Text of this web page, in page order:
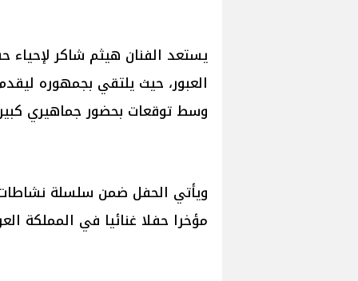
يستعد الفنان هيثم شاكر
العبور، حيث يلتقي بجمهوره
وسط توقعات بحضور جماهيري
ويأتي الحفل ضمن سلسلة
مؤخرا حفلا غنائيا في المملكة